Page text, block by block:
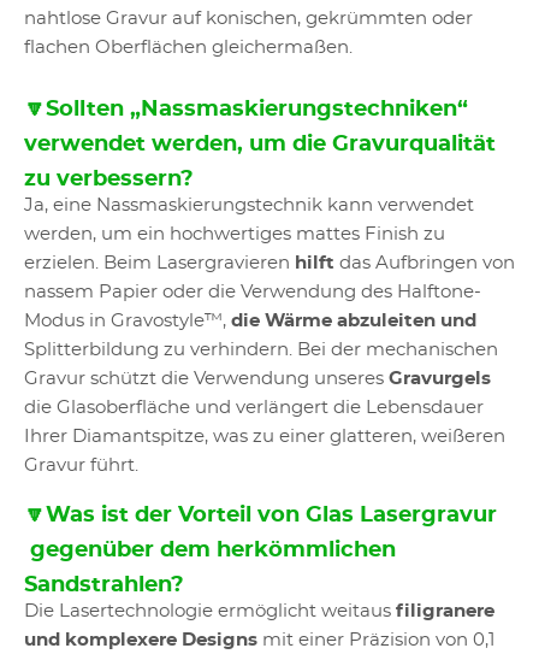
nahtlose Gravur auf konischen, gekrümmten oder
flachen Oberflächen gleichermaßen.
🔽Sollten „Nassmaskierungstechniken“
verwendet werden, um die Gravurqualität
zu verbessern?
Ja, eine Nassmaskierungstechnik kann verwendet
werden, um ein hochwertiges mattes Finish zu
erzielen. Beim Lasergravieren hilft das Aufbringen von
nassem Papier oder die Verwendung des Halftone-
Modus in Gravostyle™, die Wärme abzuleiten und
Splitterbildung zu verhindern. Bei der mechanischen
Gravur schützt die Verwendung unseres Gravurgels
die Glasoberfläche und verlängert die Lebensdauer
Ihrer Diamantspitze, was zu einer glatteren, weißeren
Gravur führt.
🔽Was ist der Vorteil von Glas Lasergravur
gegenüber dem herkömmlichen
Sandstrahlen?
Die Lasertechnologie ermöglicht weitaus filigranere
und komplexere Designs mit einer Präzision von 0,1